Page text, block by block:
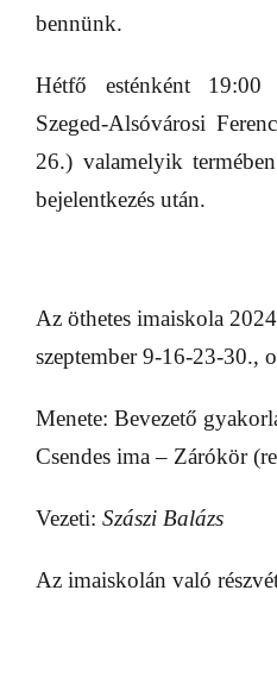
bennünk.
Hétfő esténként
Szeged-Alsóvárosi
26.) valamelyik
bejelentkezés után.
Az öthetes imaiskola
szeptember 9-16-23-30.,
Menete: Bevezető
Csendes ima – Zárókör
Vezeti: Szászi Balázs
Az imaiskolán való